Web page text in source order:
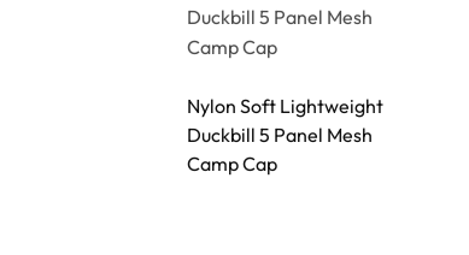
Nylon Soft Lightweight
Duckbill 5 Panel Mesh
Camp Cap